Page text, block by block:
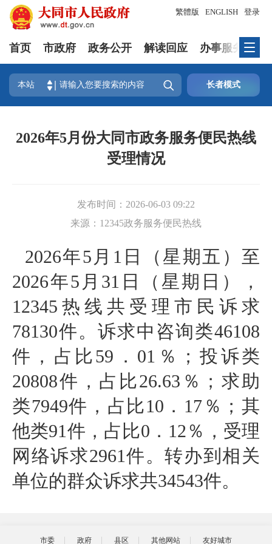
登录
繁體版 ENGLISH
首页 市政府 政务公开 解读回应 办事服务
本站  长者模式
2026年5月份大同市政务服务便民热线
受理情况
发布时间： 2026-06-03 09:22
来源： 12345政务服务便民热线
2026年5月1日（星期五）至
2026年5月31日（星期日），
12345热线共受理市民诉求
78130件。诉求中咨询类46108
件，占比59．01％；投诉类
20808件，占比26.63％；求助
类7949件，占比10．17％；其
他类91件，占比0．12％，受理
网络诉求2961件。转办到相关
单位的群众诉求共34543件。
市委 政府 县区 其他网站 友好城市